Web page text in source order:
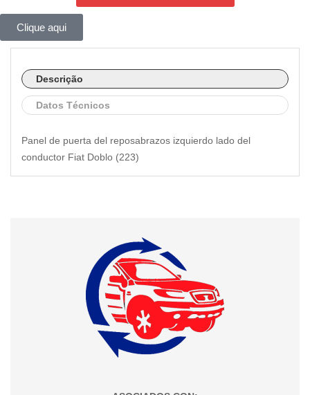
Clique aqui
Descrição
Datos Técnicos
Panel de puerta del reposabrazos izquierdo lado del
conductor Fiat Doblo (223)